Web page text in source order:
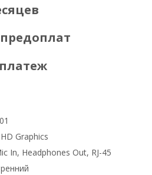
Graphics
In, Headphones Out, RJ-45